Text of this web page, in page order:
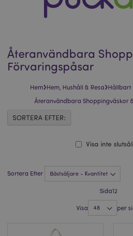
Återanvändbara
Förvaringspåsar
Hem›Hem, Hushåll & Resa›Hållbart
Återanvändbara Shoppingväskor
Sortera Efter
Sida12
Visa per
Visa inte
SORTERA EFTER: